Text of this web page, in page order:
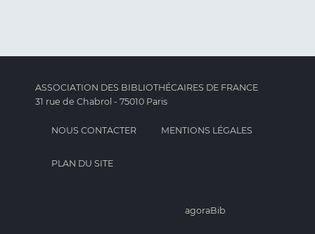
ASSOCIATION DES BIBLIOTHÉCAIRES DE FRANCE
31 rue de Chabrol - 75010 Paris
NOUS CONTACTER MENTIONS LÉGALES
PLAN DU SITE
agoraBib